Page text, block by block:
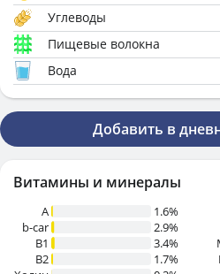
Углеводы
Пищевые волокна
Вода
Добавить в
Витамины и минералы
A
1.6%
b-car
2.9%
В1
3.4%
B2
1.7%